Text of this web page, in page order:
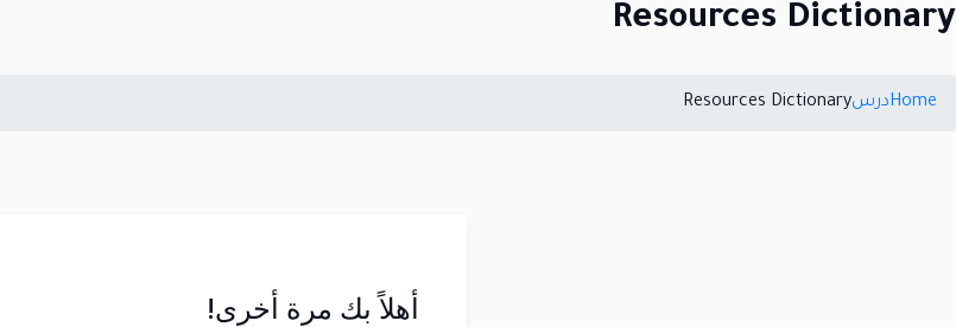
Resources Dictionary
HomeدرسResources Dictionary
أهلاً بك مرة أخرى!